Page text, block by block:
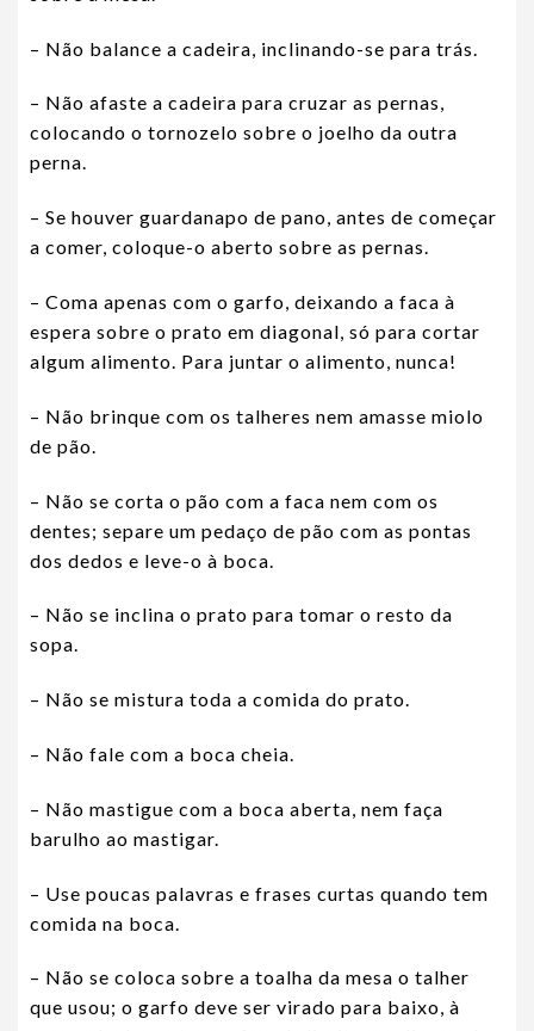
– Não balance a cadeira, inclinando-se para trás.
– Não afaste a cadeira para cruzar as pernas,
colocando o tornozelo sobre o joelho da outra
perna.
– Se houver guardanapo de pano, antes de começar
a comer, coloque-o aberto sobre as pernas.
– Coma apenas com o garfo, deixando a faca à
espera sobre o prato em diagonal, só para cortar
algum alimento. Para juntar o alimento, nunca!
– Não brinque com os talheres nem amasse miolo
de pão.
– Não se corta o pão com a faca nem com os
dentes; separe um pedaço de pão com as pontas
dos dedos e leve-o à boca.
– Não se inclina o prato para tomar o resto da
sopa.
– Não se mistura toda a comida do prato.
– Não fale com a boca cheia.
– Não mastigue com a boca aberta, nem faça
barulho ao mastigar.
– Use poucas palavras e frases curtas quando tem
comida na boca.
– Não se coloca sobre a toalha da mesa o talher
que usou; o garfo deve ser virado para baixo, à